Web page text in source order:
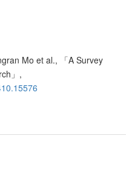
Mo et al., 「A Survey
」,